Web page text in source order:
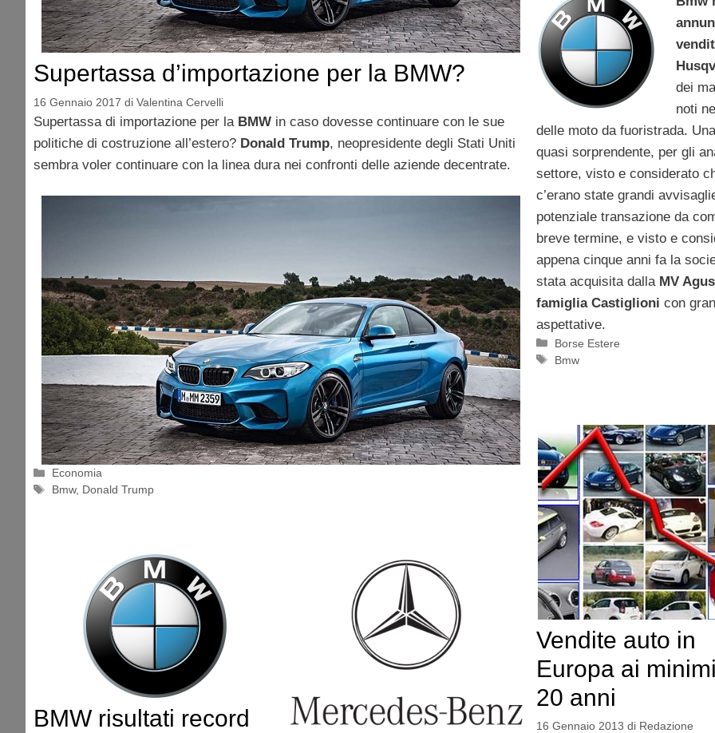
Supertassa d’importazione per la BMW?
16 Gennaio 2017 di Valentina Cervelli
Supertassa di importazione per la BMW in caso dovesse continuare con le sue
politiche di costruzione all’estero? Donald Trump, neopresidente degli Stati Uniti
sembra voler continuare con la linea dura nei confronti delle aziende decentrate.
Categorie
Economia
Tag
Bmw, Donald Trump
dei
noti
delle moto da fuoristrada.
quasi sorprendente, per gli
settore, visto e considerato
c’erano state grandi
potenziale transazione da
breve termine, e visto e
appena cinque anni fa la
stata acquisita dalla MV
famiglia Castiglioni con
aspettative.
Categorie
Borse Estere
Tag
Bmw
Vendite auto in
Europa ai
20 anni
16 Gennaio 2013 di Redazione
BMW risultati record